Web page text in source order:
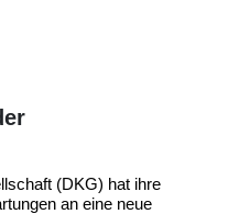
(DKG) hat ihre
an eine neue